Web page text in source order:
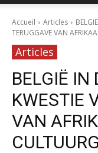
Accueil Articles
TERUGGAVE VAN
Articles
BELGIË IN
KWESTIE
VAN